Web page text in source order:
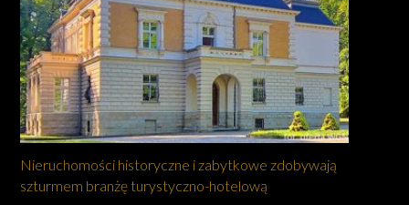
Nieruchomości historyczne i zabytkowe zdobywają
szturmem branżę turystyczno-hotelową